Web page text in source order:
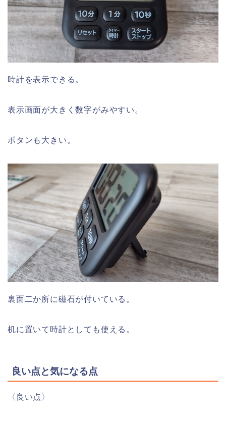
時計を表示できる。
表示画面が大きく数字がみやすい。
ボタンも大きい。
裏面二か所に磁石が付いている。
机に置いて時計としても使える。
良い点と気になる点
〈良い点〉